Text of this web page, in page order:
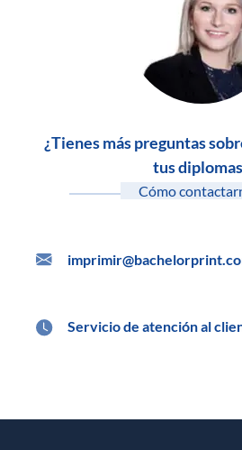
¿Tienes más preguntas
tus
Cómo
Servicio de atención al